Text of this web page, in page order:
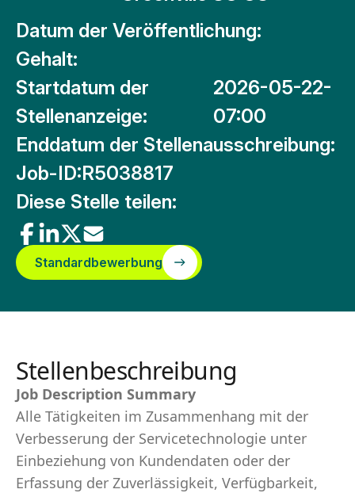
Datum der Veröffentlichung:
Gehalt:
Startdatum der
Stellenanzeige:
2026-05-22-
07:00
Enddatum der Stellenausschreibung:
Job-ID:R5038817
Diese Stelle teilen:
Standardbewerbung
Stellenbeschreibung
Job Description Summary
Alle Tätigkeiten im Zusammenhang mit der
Verbesserung der Servicetechnologie unter
Einbeziehung von Kundendaten oder der
Erfassung der Zuverlässigkeit, Verfügbarkeit,